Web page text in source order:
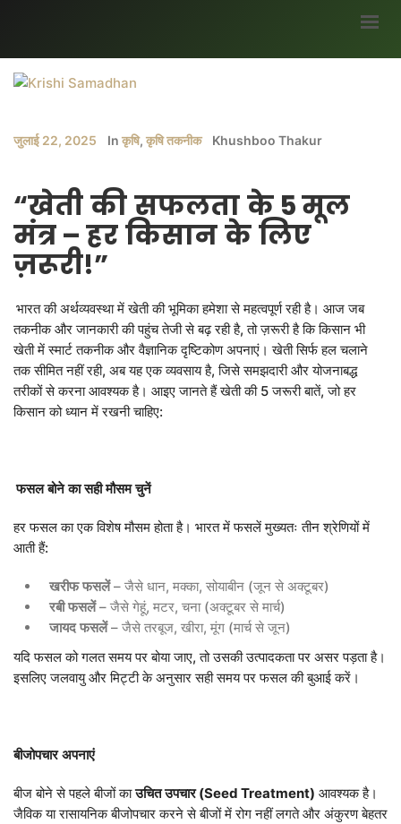
मुख्यपृष्ठ
ब्लॉग
सर्वे
अवसर
उपज
सरकारी योजनाएं
गैलरी
LOGIN
ENGLISH
जुलाई 22, 2025 In कृषि, कृषि तकनीक Khushboo Thakur
“खेतीकीसफलताके5मूल
मंत्र–हरकिसानकेलिए
ज़रूरी!”
भारत की अर्थव्यवस्था में खेती की भूमिका हमेशा से महत्वपूर्ण रही है। आज जब
तकनीक और जानकारी की पहुंच तेजी से बढ़ रही है, तो ज़रूरी है कि किसान भी
खेती में स्मार्ट तकनीक और वैज्ञानिक दृष्टिकोण अपनाएं। खेती सिर्फ हल चलाने
तक सीमित नहीं रही, अब यह एक व्यवसाय है, जिसे समझदारी और योजनाबद्ध
तरीकों से करना आवश्यक है। आइए जानते हैं खेती की 5 जरूरी बातें, जो हर
किसान को ध्यान में रखनी चाहिए:
फसल बोने का सही मौसम चुनें
हर फसल का एक विशेष मौसम होता है। भारत में फसलें मुख्यतः तीन श्रेणियों में
आती हैं:
खरीफ फसलें– जैसे धान, मक्का, सोयाबीन (जून से अक्टूबर)
रबी फसलें– जैसे गेहूं, मटर, चना (अक्टूबर से मार्च)
जायद फसलें– जैसे तरबूज, खीरा, मूंग (मार्च से जून)
यदि फसल को गलत समय पर बोया जाए, तो उसकी उत्पादकता पर असर पड़ता है।
इसलिए जलवायु और मिट्टी के अनुसार सही समय पर फसल की बुआई करें।
बीजोपचार अपनाएं
बीज बोने से पहले बीजों काउचित उपचार(Seed Treatment) आवश्यक है।
जैविक या रासायनिक बीजोपचार करने से बीजों में रोग नहीं लगते और अंकुरण बेहतर